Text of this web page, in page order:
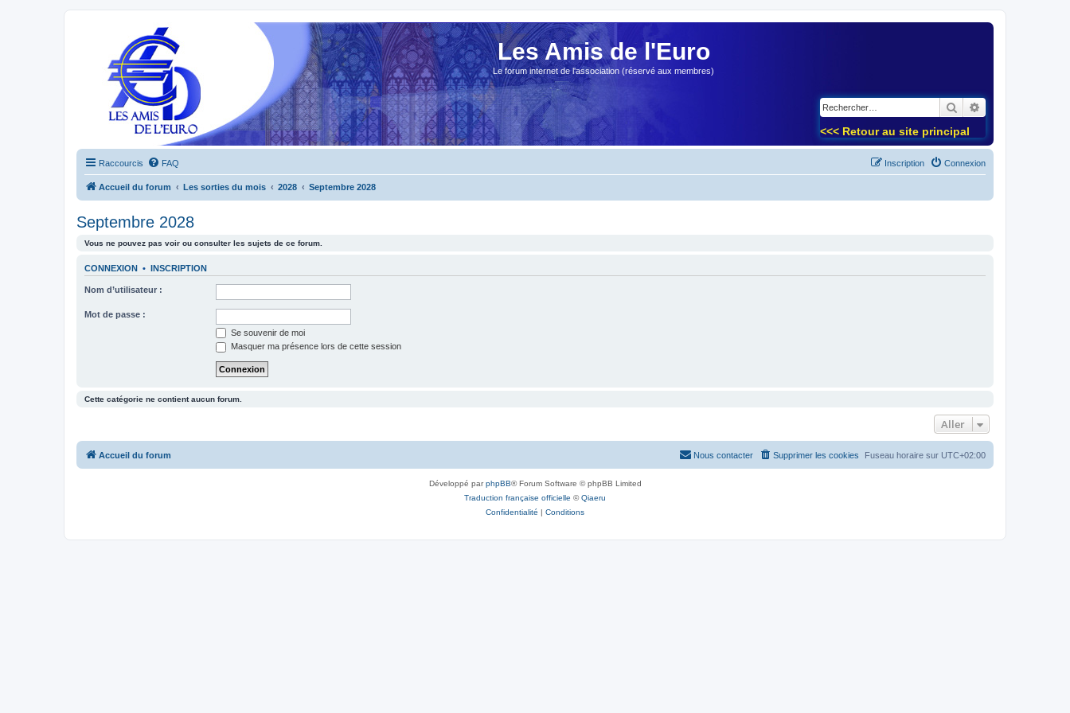
Les Amis de l'Euro
Le forum internet de l'association (réservé aux membres)
Rechercher
<<< Retour au site principal
Raccourcis FAQ Connexion
Inscription
Accueil du forum Les sorties du mois 2028 Septembre 2028
Septembre 2028
Vous ne pouvez pas voir ou consulter les sujets de ce forum.
CONNEXION • INSCRIPTION
Nom d’utilisateur :
Mot de passe :
Se souvenir de moi
Masquer ma présence lors de cette session
Cette catégorie ne contient aucun forum.
Aller
Accueil du forum Fuseau horaire sur UTC+02:00
Supprimer les cookies
Nous contacter
Développé parphpBB® Forum Software © phpBB Limited
Traduction française officielle ©Qiaeru
Confidentialité | Conditions